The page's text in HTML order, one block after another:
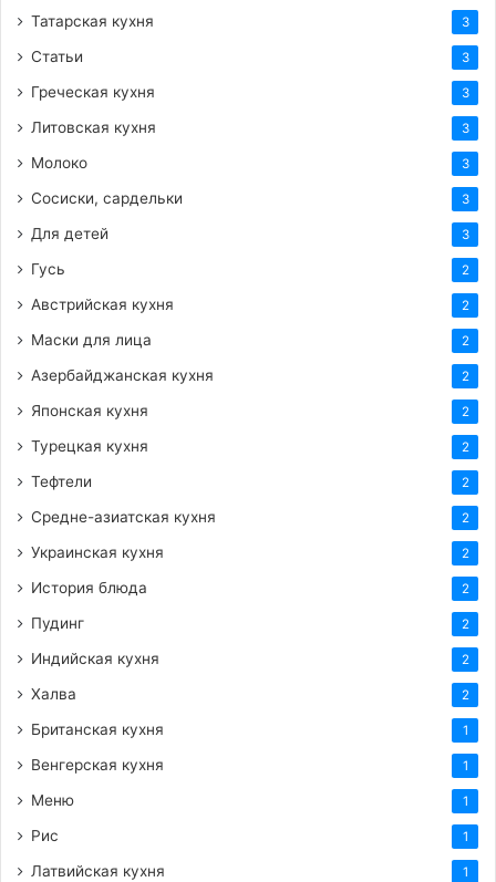
Татарская кухня 3
Статьи 3
Греческая кухня 3
Литовская кухня 3
Молоко 3
Сосиски, сардельки 3
Для детей 3
Гусь 2
Австрийская кухня 2
Маски для лица 2
Азербайджанская кухня 2
Японская кухня 2
Турецкая кухня 2
Тефтели 2
Средне-азиатская кухня 2
Украинская кухня 2
История блюда 2
Пудинг 2
Индийская кухня 2
Халва 2
Британская кухня 1
Венгерская кухня 1
Меню 1
Рис 1
Латвийская кухня 1